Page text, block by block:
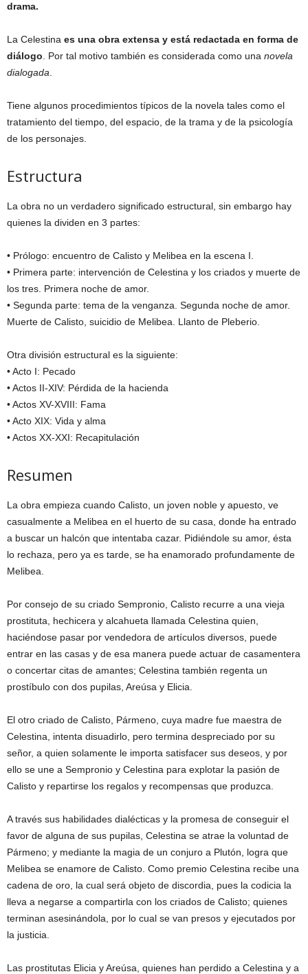
drama.
La Celestina es una obra extensa y está redactada en forma de
diálogo . Por tal motivo también es considerada como una novela
dialogada
Tiene algunos procedimientos típicos de la novela tales como el
tratamiento del tiempo, del espacio, de la trama y de la psicología
de los personajes.
Estructura
La obra no un verdadero significado estructural, sin embargo hay
quienes la dividen en 3 partes:
• Prólogo: encuentro de Calisto y Melibea en la escena I.
• Primera parte: intervención de Celestina y los criados y muerte de
los tres. Primera noche de amor.
• Segunda parte: tema de la venganza. Segunda noche de amor.
Muerte de Calisto, suicidio de Melibea. Llanto de Pleberio.
Otra división estructural es la siguiente:
• Acto I: Pecado
• Actos II-XIV: Pérdida de la hacienda
• Actos XV-XVIII: Fama
• Acto XIX: Vida y alma
• Actos XX-XXI: Recapitulación
Resumen
La obra empieza cuando Calisto, un joven noble y apuesto, ve
casualmente a Melibea en el huerto de su casa, donde ha entrado
a buscar un halcón que intentaba cazar. Pidiéndole su amor, ésta
lo rechaza, pero ya es tarde, se ha enamorado profundamente de
Melibea.
Por consejo de su criado Sempronio, Calisto recurre a una vieja
prostituta, hechicera y alcahueta llamada Celestina quien,
haciéndose pasar por vendedora de artículos diversos, puede
entrar en las casas y de esa manera puede actuar de casamentera
o concertar citas de amantes; Celestina también regenta un
prostíbulo con dos pupilas, Areúsa y Elicia.
El otro criado de Calisto, Pármeno, cuya madre fue maestra de
Celestina, intenta disuadirlo, pero termina despreciado por su
señor, a quien solamente le importa satisfacer sus deseos, y por
ello se une a Sempronio y Celestina para explotar la pasión de
Calisto y repartirse los regalos y recompensas que produzca.
A través sus habilidades dialécticas y la promesa de conseguir el
favor de alguna de sus pupilas, Celestina se atrae la voluntad de
Pármeno; y mediante la magia de un conjuro a Plutón, logra que
Melibea se enamore de Calisto. Como premio Celestina recibe una
cadena de oro, la cual será objeto de discordia, pues la codicia la
lleva a negarse a compartirla con los criados de Calisto; quienes
terminan asesinándola, por lo cual se van presos y ejecutados por
la justicia.
Las prostitutas Elicia y Areúsa, quienes han perdido a Celestina y a